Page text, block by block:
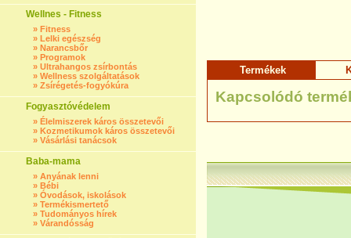
Wellnes - Fitness
» Fitness
» Lelki egészség
» Narancsbőr
» Programok
» Ultrahangos zsírbontás
» Wellness szolgáltatások
» Zsírégetés-fogyókúra
Fogyasztóvédelem
» Élelmiszerek káros összetevői
» Kozmetikumok káros összetevői
» Vásárlási tanácsok
Baba-mama
» Anyának lenni
» Bébi
» Óvodások, iskolások
» Termékismertető
» Tudományos hírek
» Várandósság
Termékek
Kapcsolódó